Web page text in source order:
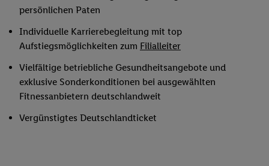
persönlichen Paten
Individuelle Karrierebegleitung mit top
Aufstiegsmöglichkeiten zum Filialleiter
Vielfältige betriebliche Gesundheitsangebote und
exklusive Sonderkonditionen bei ausgewählten
Fitnessanbietern deutschlandweit
Vergünstigtes Deutschlandticket